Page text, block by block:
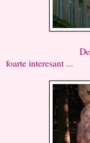
De padure ,
foarte interesant ...